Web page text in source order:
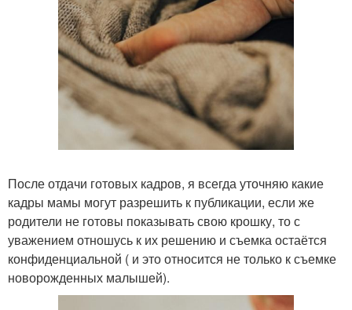
После отдачи готовых кадров, я всегда уточняю какие
кадры мамы могут разрешить к публикации, если же
родители не готовы показывать свою крошку, то с
уважением отношусь к их решению и съемка остаётся
конфиденциальной ( и это относится не только к съемке
новорожденных малышей).